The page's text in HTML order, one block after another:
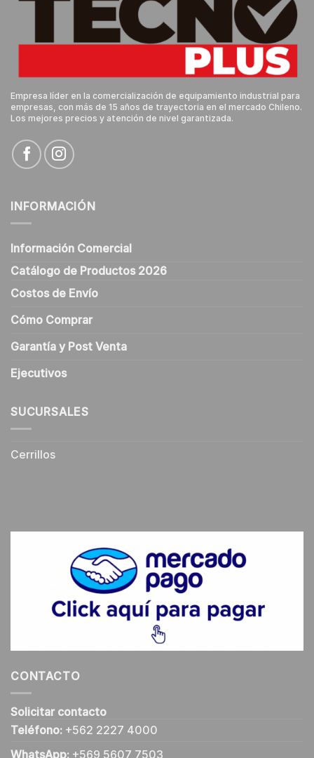
Empresa líder en la comercialización de equipamiento industrial para
empresas, con más de 15 años de trayectoria en el mercado Chileno.
Los mejores precios y atención de nivel garantizada.
INFORMACIÓN
Información Comercial
Catálogo de Productos 2026
Costos de Envío
Cómo Comprar
Garantía y Post Venta
Ejecutivos
SUCURSALES
Cerrillos
CONTACTO
Solicitar contacto
Teléfono: +562 2227 4000
WhatsApp: +569 5607 7503